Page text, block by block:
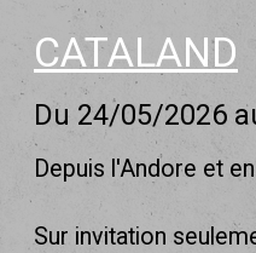
CATALAND
Du 24/05/2026
Depuis l'Andore et
Sur invitation